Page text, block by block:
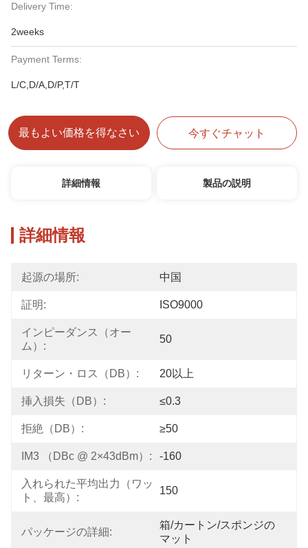
Delivery Time:
2weeks
Payment Terms:
L/C,D/A,D/P,T/T
最もよい価格を得なさい 今すぐチャット
詳細情報 製品の説明
詳細情報
起源の場所: 中国
証明: ISO9000
インピーダンス（オー
ム）:
50
リターン・ロス（dB）: 20以上
挿入損失（dB）: ≤0.3
拒絶（dB）: ≥50
IM3 （dBc @ 2×43dBm）: -160
入れられた平均出力（ワッ
ト、最高）:
150
パッケージの詳細:
箱/カートン/スポンジの
マット